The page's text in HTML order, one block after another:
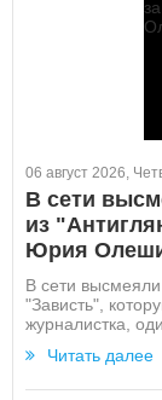
06 август 2026,
В сети
из
Юрия
В сети
"Зависть",
журналистка,
Читать далее